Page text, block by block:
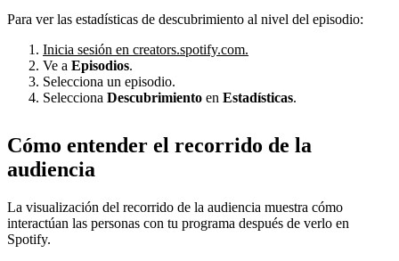
Para ver las estadísticas de descubrimiento al nivel del episodio:
Inicia sesión en creators.spotify.com.
Ve a Episodios.
Selecciona un episodio.
Selecciona Descubrimiento en Estadísticas.
Cómo entender el recorrido de la
audiencia
La visualización del recorrido de la audiencia muestra cómo
interactúan las personas con tu programa después de verlo en
Spotify.